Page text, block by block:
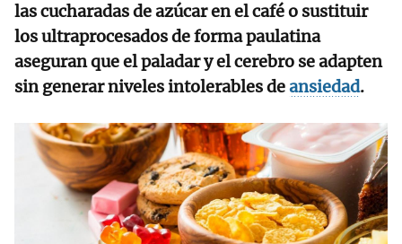
las cucharadas de azúcar en el café o sustituir
los ultraprocesados de forma paulatina
aseguran que el paladar y el cerebro se adapten
sin generar niveles intolerables deansiedad.